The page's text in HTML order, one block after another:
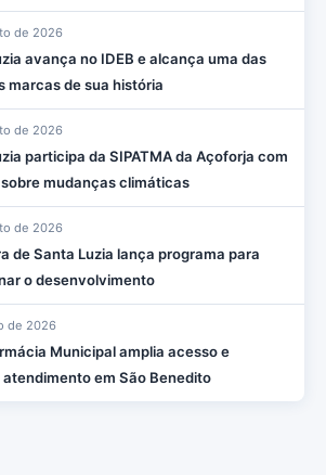
de 2026
avança no IDEB e alcança uma das
marcas de sua história
de 2026
participa da SIPATMA da Açoforja com
mudanças climáticas
de 2026
de Santa Luzia lança programa para
o desenvolvimento
de 2026
Municipal amplia acesso e
em São Benedito